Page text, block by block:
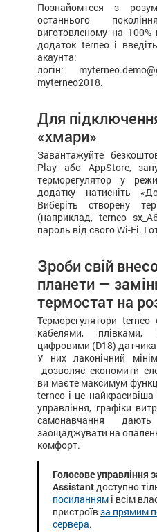
Познайомтеся з
останнього
виготовленому на 100%
додаток terneo і
акаунта:
логін:
myterneo2018.
Для
«хмари»
Завантажуйте
Play або AppStore,
терморегулятор у
додатку натисніть
Виберіть створену
(наприклад, terneo
пароль від свого Wi-Fi.
Зроби свій
планети —
термостат на
Терморегулятори terneo
кабелями,
цифровими (D18)
У них лаконічний
дозволяє економити
ви маєте максимум
terneo і це
управління, графіки
самонавчання
заощаджувати на
комфорт.
Голосове управління
Assistantдоступно
посиланням і всім
пристроївза прямим
сервера.